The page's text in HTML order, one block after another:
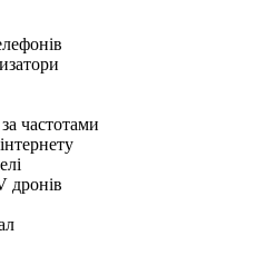
частотами
дронів